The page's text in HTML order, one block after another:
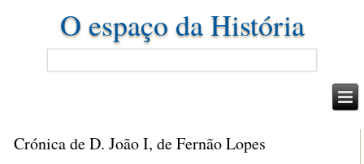
O espaço da História
Crónica de D. João I, de Fernão Lopes